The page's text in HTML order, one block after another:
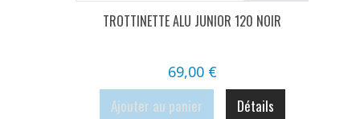
TROTTINETTE ALU JUNIOR 120 NOIR
69,00 €
Ajouter au panier Détails